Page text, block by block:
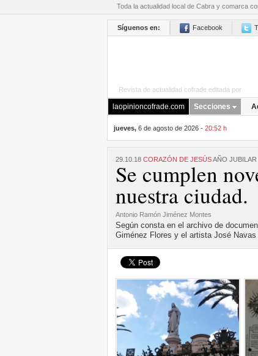
Toda la actualidad local de Cabra y comarca
Síguenos en: Facebook
Revista de actualidad cofrade editada por
laopinioncofrade.com Secciones
jueves,6 de agosto de 2026 - 20:52 h
29.10.18 CORAZÓN DE JESÚSAÑO JUBILAR
Se cumplen
nuestra ciudad.
Antonio Ramón Jiménez Montes
Según consta en el archivo de
Giménez Flores y el artista José